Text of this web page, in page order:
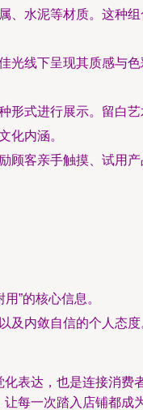
、水泥等材质。这种
光线下呈现其质感与
形式进行展示。留白
化内涵。
顾客亲手触摸、试用
”的核心信息。
内敛自信的个人态度
表达，也是连接消费
每一次踏入店铺都成